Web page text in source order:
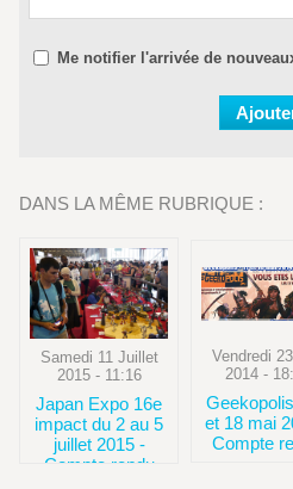
Me notifier l'arrivée de
DANS LA MÊME RUBRIQUE :
Samedi 11 Juillet
2015 - 11:16
Japan Expo 16e
impact du 2 au 5
juillet 2015 -
Compte rendu
Vendredi
2014 -
et 18 mai
Compte